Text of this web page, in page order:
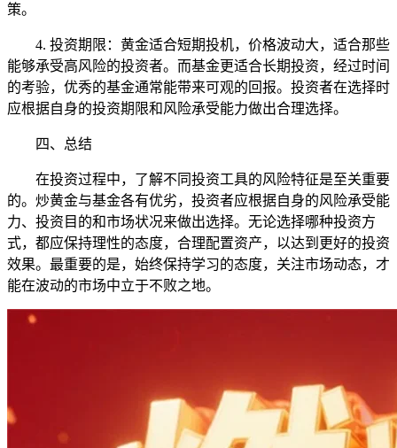
策。
4. 投资期限：黄金适合短期投机，价格波动大，适合那些
能够承受高风险的投资者。而基金更适合长期投资，经过时间
的考验，优秀的基金通常能带来可观的回报。投资者在选择时
应根据自身的投资期限和风险承受能力做出合理选择。
四、总结
在投资过程中，了解不同投资工具的风险特征是至关重要
的。炒黄金与基金各有优劣，投资者应根据自身的风险承受能
力、投资目的和市场状况来做出选择。无论选择哪种投资方
式，都应保持理性的态度，合理配置资产，以达到更好的投资
效果。最重要的是，始终保持学习的态度，关注市场动态，才
能在波动的市场中立于不败之地。